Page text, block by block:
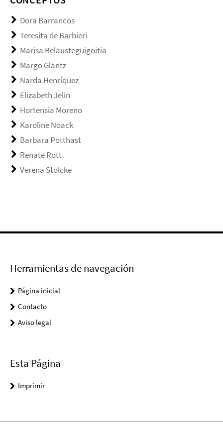
Dora Barrancos
Teresita de Barbieri
Marisa Belausteguigoitia
Margo Glantz
Narda Henríquez
Elizabeth Jelin
Hortensia Moreno
Karoline Noack
Barbara Potthast
Renate Rott
Verena Stolcke
Herramientas de navegación
Página inicial
Contacto
Aviso legal
Esta Página
Imprimir